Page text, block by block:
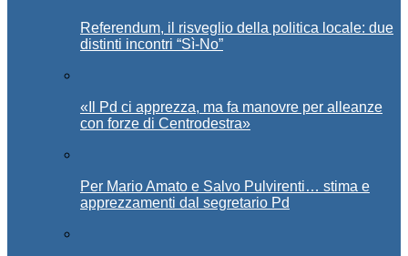
Referendum, il risveglio della politica locale: due
distinti incontri “Sì-No”
«Il Pd ci apprezza, ma fa manovre per alleanze
con forze di Centrodestra»
Per Mario Amato e Salvo Pulvirenti… stima e
apprezzamenti dal segretario Pd